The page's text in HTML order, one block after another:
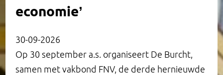
Overige publicaties en presentaties
Onderzoeksprogramma
Dossiers
Vergaderlocatie
Entree en receptie
Rondleidingen
economie’
30-09-2026
Op 30 september a.s. organiseert De Burcht,
samen met vakbond FNV, de derde hernieuwde